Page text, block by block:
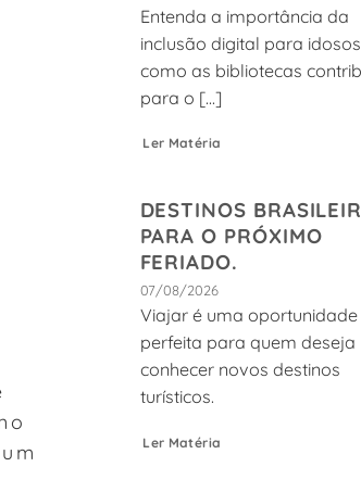
Entenda a importância da
inclusão digital para
como as bibliotecas
para o [...]
Ler Matéria
DESTINOS
PARA O PRÓXIMO
FERIADO.
07/08/2026
Viajar é uma oportunidade
perfeita para quem deseja
conhecer novos destinos
turísticos.
Ler Matéria